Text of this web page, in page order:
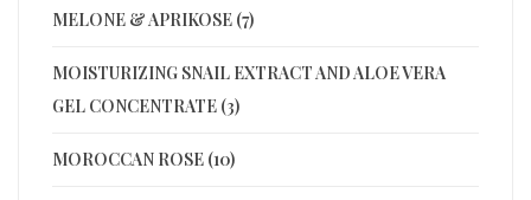
MELONE & APRIKOSE (7)
MOISTURIZING SNAIL EXTRACT AND ALOE VERA
GEL CONCENTRATE (3)
MOROCCAN ROSE (10)